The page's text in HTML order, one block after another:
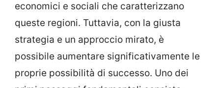
economici e sociali che caratterizzano
queste regioni. Tuttavia, con la giusta
strategia e un approccio mirato, è
possibile aumentare significativamente le
proprie possibilità di successo. Uno dei